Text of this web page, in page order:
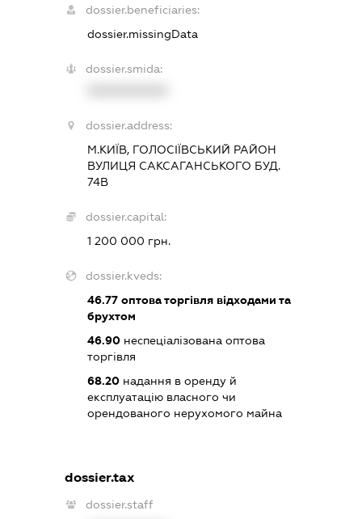
dossier.beneficiaries:
dossier.missingData
dossier.smida:
dossier.address:
М.КИЇВ, ГОЛОСІЇВСЬКИЙ РАЙОН
ВУЛИЦЯ САКСАГАНСЬКОГО БУД.
74В
dossier.capital:
1 200 000 грн.
dossier.kveds:
46.77оптова торгівля відходами та
брухтом
46.90неспеціалізована оптова
торгівля
68.20надання в оренду й
експлуатацію власного чи
орендованого нерухомого майна
dossier.tax
dossier.staff